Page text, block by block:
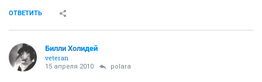
polara
guru